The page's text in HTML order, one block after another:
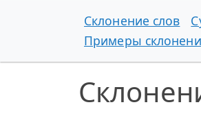
Склонение слов
Примеры